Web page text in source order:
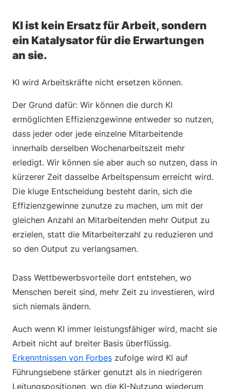
KI ist kein Ersatz für Arbeit, sondern
ein Katalysator für die Erwartungen
an sie.
KI wird Arbeitskräfte nicht ersetzen können.
Der Grund dafür: Wir können die durch KI
ermöglichten Effizienzgewinne entweder so nutzen,
dass jeder oder jede einzelne Mitarbeitende
innerhalb derselben Wochenarbeitszeit mehr
erledigt. Wir können sie aber auch so nutzen, dass in
kürzerer Zeit dasselbe Arbeitspensum erreicht wird.
Die kluge Entscheidung besteht darin, sich die
Effizienzgewinne zunutze zu machen, um mit der
gleichen Anzahl an Mitarbeitenden mehr Output zu
erzielen, statt die Mitarbeiterzahl zu reduzieren und
so den Output zu verlangsamen.
Dass Wettbewerbsvorteile dort entstehen, wo
Menschen bereit sind, mehr Zeit zu investieren, wird
sich niemals ändern.
Auch wenn KI immer leistungsfähiger wird, macht sie
Arbeit nicht auf breiter Basis überflüssig.
Erkenntnissen von Forbes zufolge wird KI auf
Führungsebene stärker genutzt als in niedrigeren
Leitungspositionen, wo die KI-Nutzung wiederum